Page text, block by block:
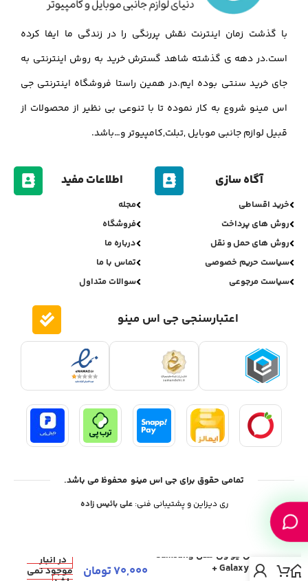
با گذشت زمان اینترنت نقش پررنگی را در زندگی ما ایفا کرده
است.در دهه ی گذشته شاهد گسترش خرید به روش اینترنتی به
جای خرید سنتی بوده ایم.در همین راستا فروشگاه اینترنتی جی
اس مینو شروع به کار نموده تا با تنوعی بی نظیر از محصولات از
قبیل لوازم جانبی موبایل ,تبلت,کامپیوتر و…باشد.
آگاه سازی
خرید اقساطی
روش های پرداخت
روش های حمل و نقل
سیاست حریم خصوصی
سیاست مرجوعی
اطلاعات مفید
مجله
فروشگاه
درباره ما
تماس با ما
سوالات متداول
اعتبارسنجی جی اس مینو
تمامی حقوق برای جی اس مینو محفوظ می باشد.
ری دیزاین و پشتیبانی فنی:علی بائیس زاده
گلس یو وی مدل Samsung
Galaxy S21 +
70,000تومان
در انبار
موجود نمی